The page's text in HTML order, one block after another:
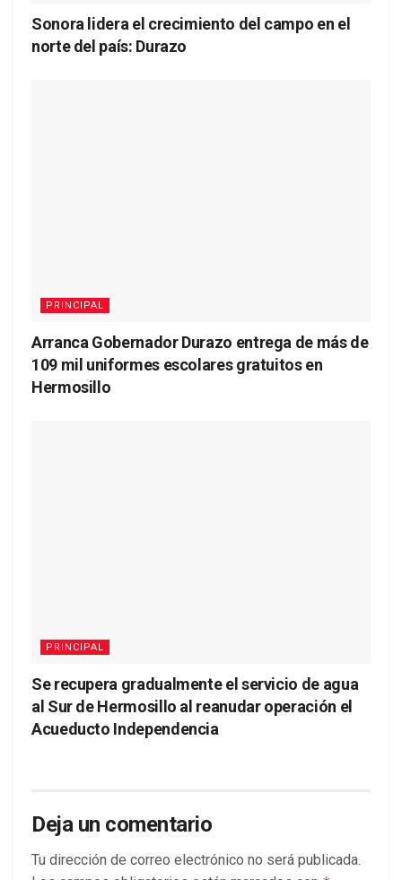
Sonora lidera el crecimiento del campo en el
norte del país: Durazo
PRINCIPAL
Arranca Gobernador Durazo entrega de más de
109 mil uniformes escolares gratuitos en
Hermosillo
PRINCIPAL
Se recupera gradualmente el servicio de agua
al Sur de Hermosillo al reanudar operación el
Acueducto Independencia
Deja un comentario
Tu dirección de correo electrónico no será publicada.